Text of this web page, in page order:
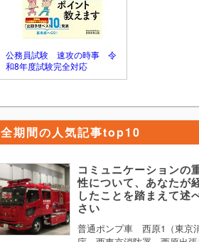
ことをお勧めします。そして、思い通り
いかなかった際にどのように行動し、ど
ようなことを学んだのか多少盛ってでも
わないのでPRすれば論題に答えることが
きます。
公務員試験 速攻の時事 令
和8年度試験完全対応
全期間の人気記事top10
コミュニケーションの
性について、あなたが
したことを踏まえて述
さい
普通ポンプ車 西原1（東京